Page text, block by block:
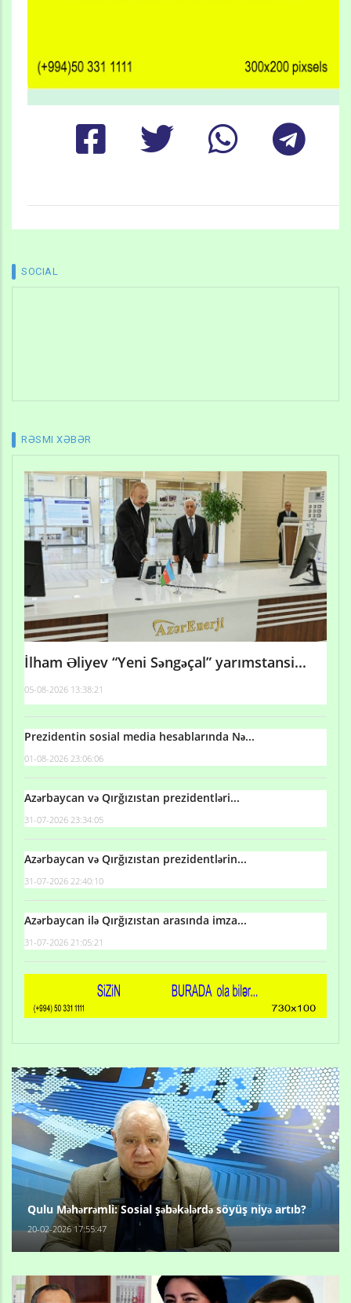
SOCIAL
RƏSMI XƏBƏR
İlham Əliyev “Yeni Səngəçal” yarımstansi...
05-08-2026 13:38:21
Prezidentin sosial media hesablarında Nə...
01-08-2026 23:06:06
Azərbaycan və Qırğızıstan prezidentləri...
31-07-2026 23:34:05
Azərbaycan və Qırğızıstan prezidentlərin...
31-07-2026 22:40:10
Azərbaycan ilə Qırğızıstan arasında imza...
31-07-2026 21:05:21
Qulu Məhərrəmli: Sosial şəbəkələrdə söyüş niyə artıb?
20-02-2026 17:55:47